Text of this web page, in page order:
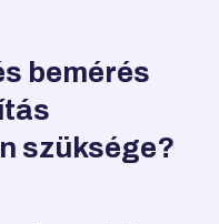
bemérés
szüksége?